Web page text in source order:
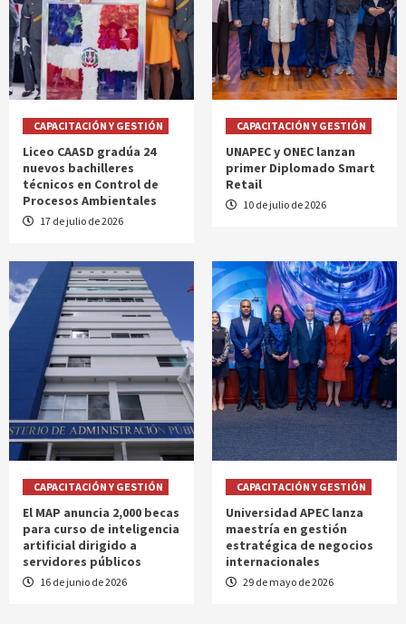
CAPACITACIÓN Y GESTIÓN
Liceo CAASD gradúa 24
nuevos bachilleres
técnicos en Control de
Procesos Ambientales
17 de julio de 2026
CAPACITACIÓN Y GESTIÓN
UNAPEC y ONEC lanzan
primer Diplomado Smart
Retail
10 de julio de 2026
CAPACITACIÓN Y GESTIÓN
El MAP anuncia 2,000 becas
para curso de inteligencia
artificial dirigido a
servidores públicos
16 de junio de 2026
CAPACITACIÓN Y GESTIÓN
Universidad APEC lanza
maestría en gestión
estratégica de negocios
internacionales
29 de mayo de 2026